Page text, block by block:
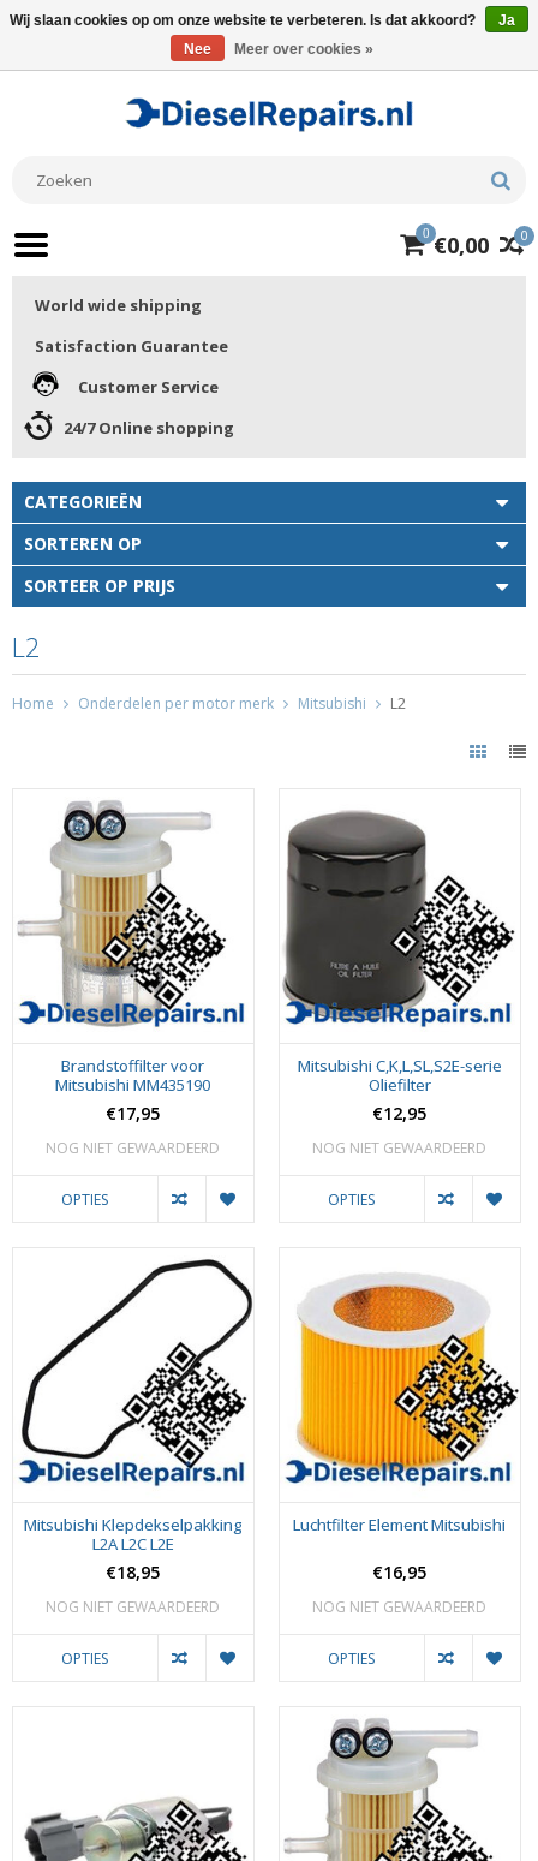
0
0 €0,00
World wide shipping
Satisfaction Guarantee
Customer Service
24/7 Online shopping
CATEGORIEËN
SORTEREN OP
SORTEER OP PRIJS
L2
Home Onderdelen per motor merk Mitsubishi L2
Brandstoffilter voor
Mitsubishi MM435190
€17,95
NOG NIET GEWAARDEERD
OPTIES
Mitsubishi C,K,L,SL,S2E-serie
Oliefilter
€12,95
NOG NIET GEWAARDEERD
OPTIES
Mitsubishi Klepdekselpakking
L2A L2C L2E
€18,95
NOG NIET GEWAARDEERD
OPTIES
Luchtfilter Element Mitsubishi
€16,95
NOG NIET GEWAARDEERD
OPTIES
Wij slaan cookies op om onze website te verbeteren. Is dat akkoord?
Ja
Nee
Meer over cookies »